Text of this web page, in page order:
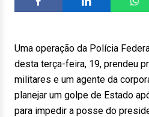
Uma operação da Polícia
desta terça-feira, 19, prendeu
militares e um agente da
planejar um golpe de Estado
para impedir a posse do